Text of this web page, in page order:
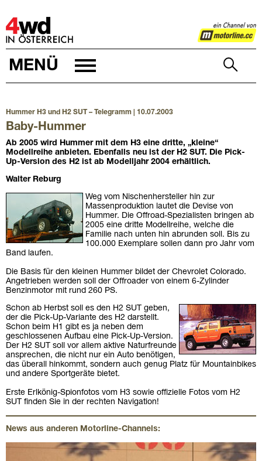
4WD
MENÜ
Hummer H3 und H2 SUT – Telegramm | 10.07.2003
Baby-Hummer
Ab 2005 wird Hummer mit dem H3 eine dritte, „kleine“
Modellreihe anbieten. Ebenfalls neu ist der H2 SUT. Die Pick-
Up-Version des H2 ist ab Modelljahr 2004 erhältlich.
Walter Reburg
Weg vom Nischenhersteller hin zur
Massenproduktion lautet die Devise von
Hummer. Die Offroad-Spezialisten bringen ab
2005 eine dritte Modellreihe, welche die
Familie nach unten hin abrunden soll. Bis zu
100.000 Exemplare sollen dann pro Jahr vom
Band laufen.
Die Basis für den kleinen Hummer bildet der Chevrolet Colorado.
Angetrieben werden soll der Offroader von einem 6-Zylinder
Benzinmotor mit rund 260 PS.
Schon ab Herbst soll es den H2 SUT geben,
der die Pick-Up-Variante des H2 darstellt.
Schon beim H1 gibt es ja neben dem
geschlossenen Aufbau eine Pick-Up-Version.
Der H2 SUT soll vor allem aktive Naturfreunde
ansprechen, die nicht nur ein Auto benötigen,
das überall hinkommt, sondern auch genug Platz für Mountainbikes
und andere Sportgeräte bietet.
Erste Erlkönig-Spionfotos vom H3 sowie offizielle Fotos vom H2
SUT finden Sie in der rechten Navigation!
News aus anderen Motorline-Channels: